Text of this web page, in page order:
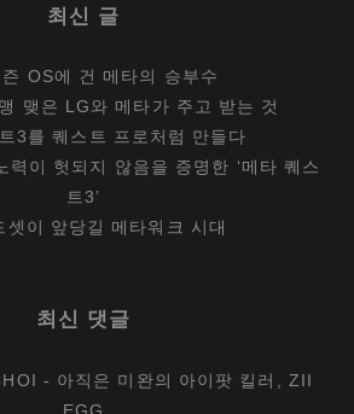
최신 글
즌 OS에 건 메타의 승부수
맺은 LG와 메타가 주고 받는 것
3를 퀘스트 프로처럼 만들다
력이 헛되지 않음을 증명한 ‘메타 퀘스
트3’
셋이 앞당길 메타워크 시대
최신 댓글
- 아직은 미완의 아이팟 킬러, ZII